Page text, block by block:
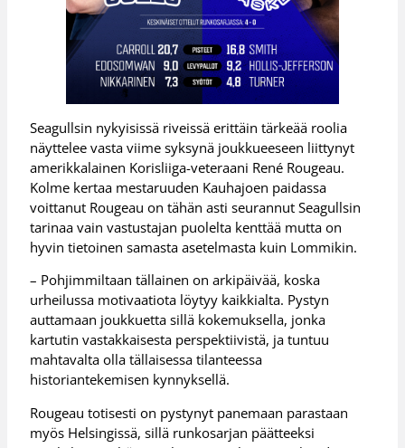
Seagullsin nykyisissä riveissä erittäin tärkeää roolia
näyttelee vasta viime syksynä joukkueeseen liittynyt
amerikkalainen Korisliiga-veteraani René Rougeau.
Kolme kertaa mestaruuden Kauhajoen paidassa
voittanut Rougeau on tähän asti seurannut Seagullsin
tarinaa vain vastustajan puolelta kenttää mutta on
hyvin tietoinen samasta asetelmasta kuin Lommikin.
– Pohjimmiltaan tällainen on arkipäivää, koska
urheilussa motivaatiota löytyy kaikkialta. Pystyn
auttamaan joukkuetta sillä kokemuksella, jonka
kartutin vastakkaisesta perspektiivistä, ja tuntuu
mahtavalta olla tällaisessa tilanteessa
historiantekemisen kynnyksellä.
Rougeau totisesti on pystynyt panemaan parastaan
myös Helsingissä, sillä runkosarjan päätteeksi